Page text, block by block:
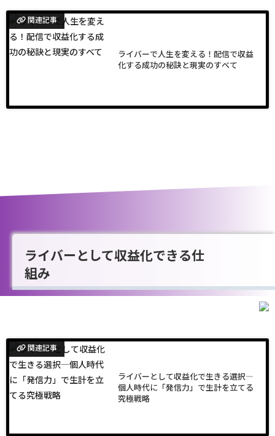
関連記事
ライバーで人生を変える！配信で収益
化する成功の秘訣と現実のすべて
ライバーとして収益化できる仕
組み
関連記事
ライバーとして収益化で生きる選択―
個人時代に「発信力」で生計を立てる
究極戦略